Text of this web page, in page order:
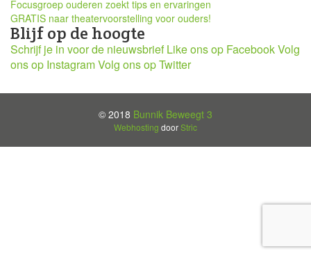
Focusgroep ouderen zoekt tips en ervaringen
GRATIS naar theatervoorstelling voor ouders!
Blijf op de hoogte
Schrijf je in voor de nieuwsbrief Like ons op FacebookVolg
ons op InstagramVolg ons op Twitter
© 2018 Bunnik Beweegt 3
Webhosting doorStric